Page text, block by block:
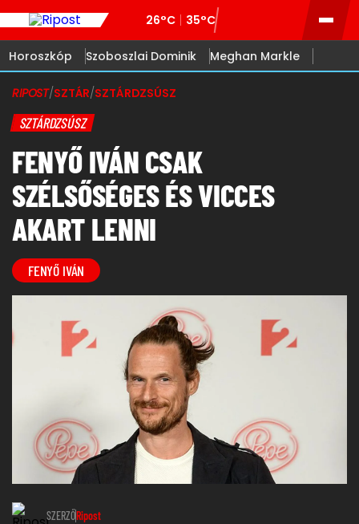
26°C 35°C
Horoszkóp Szoboszlai Dominik Meghan Markle
RIPOST/SZTÁR/SZTÁRDZSÚSZ
SZTÁRDZSÚSZ
FENYŐ IVÁN CSAK
SZÉLSŐSÉGES ÉS VICCES
AKART LENNI
FENYŐ IVÁN
SZERZŐRipost